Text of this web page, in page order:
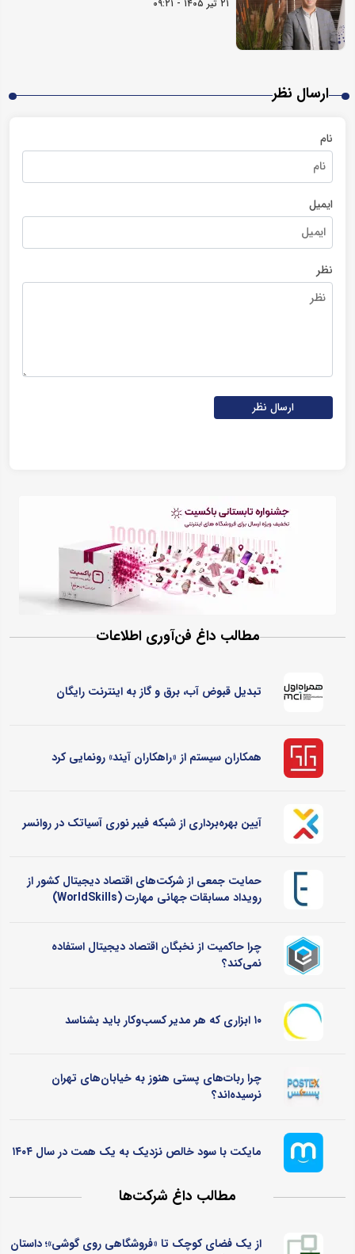
۲۱ تیر ۱۴۰۵ - ۰۹:۲۱
ارسال نظر
نام
ایمیل
نظر
ارسال نظر
مطالب داغ فن‌آوری اطلاعات
تبدیل قبوض آب، برق و گاز به اینترنت رایگان
همکاران سیستم از «راهکاران آیند» رونمایی کرد
آیین بهره‌برداری از شبکه فیبر نوری آسیاتک در روانسر
حمایت جمعی از شرکت‌های اقتصاد دیجیتال کشور از
رویداد مسابقات جهانی مهارت (WorldSkills)
چرا حاکمیت از نخبگان اقتصاد دیجیتال استفاده
نمی‌کند؟
۱۰ ابزاری که هر مدیر کسب‌وکار باید بشناسد
چرا ربات‌های پستی هنوز به خیابان‌های تهران
نرسیده‌اند؟
مایکت با سود خالص نزدیک به یک همت در سال ۱۴۰۴
مطالب داغ شرکت‌ها
از یک فضای کوچک تا «فروشگاهی روی گوشی»؛ داستان